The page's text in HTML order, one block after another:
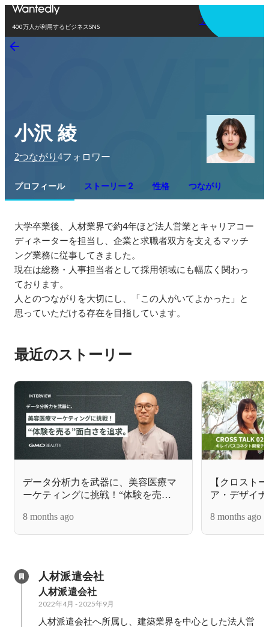
400万人が利用するビジネスSNS
アプリを使う
小沢 綾
2つながり 4フォロワー
プロフィール ストーリー 2 性格 つながり
大学卒業後、人材業界で約4年ほど法人営業とキャリアコー
ディネーターを担当し、企業と求職者双方を支えるマッチ
ング業務に従事してきました。
現在は総務・人事担当者として採用領域にも幅広く関わっ
ております。
人とのつながりを大切にし、「この人がいてよかった」と
最近のストーリー
データ分析力を武器に、美容医療マ
ーケティングに挑戦！“体験を売
8 months ago
【クロスト
ア・デザイ
8 months ago
人材派遣会社
人材派遣会社
2022年4月 - 2025年9月
人材派遣会社へ所属し、建築業界を中心とした法人営